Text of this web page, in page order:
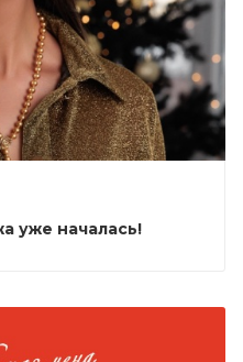
уже началась!